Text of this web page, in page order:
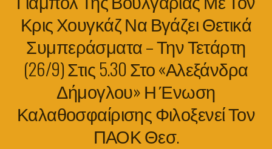
Κρις Χουγκάζ Να Βγάζει Θετικά
Συμπεράσματα – Την Τετάρτη
(26/9) Στις 5.30 Στο «Αλεξάνδρα
Δήμογλου» Η Ένωση
Καλαθοσφαίρισης Φιλοξενεί Τον
ΠΑΟΚ Θεσ.